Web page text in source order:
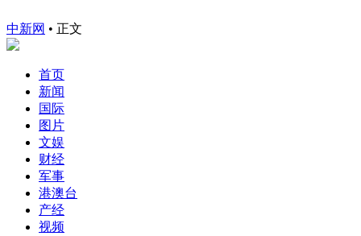
中新网 • 正文
首页
新闻
国际
图片
文娱
财经
军事
港澳台
产经
视频